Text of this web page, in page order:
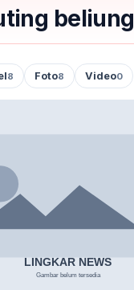
beliung
8 Foto8 Video0